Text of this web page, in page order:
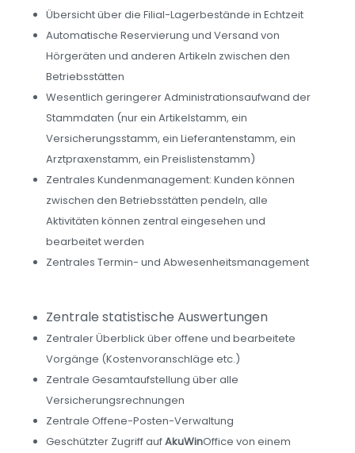
Übersicht über die Filial-Lagerbestände in Echtzeit
Automatische Reservierung und Versand von
Hörgeräten und anderen Artikeln zwischen den
Betriebsstätten
Wesentlich geringerer Administrationsaufwand der
Stammdaten (nur ein Artikelstamm, ein
Versicherungsstamm, ein Lieferantenstamm, ein
Arztpraxenstamm, ein Preislistenstamm)
Zentrales Kundenmanagement: Kunden können
zwischen den Betriebsstätten pendeln, alle
Aktivitäten können zentral eingesehen und
bearbeitet werden
Zentrales Termin- und Abwesenheitsmanagement
Zentrale statistische Auswertungen
Zentraler Überblick über offene und bearbeitete
Vorgänge (Kostenvoranschläge etc.)
Zentrale Gesamtaufstellung über alle
Versicherungsrechnungen
Zentrale Offene-Posten-Verwaltung
Geschützter Zugriff aufAkuWinOffice von einem